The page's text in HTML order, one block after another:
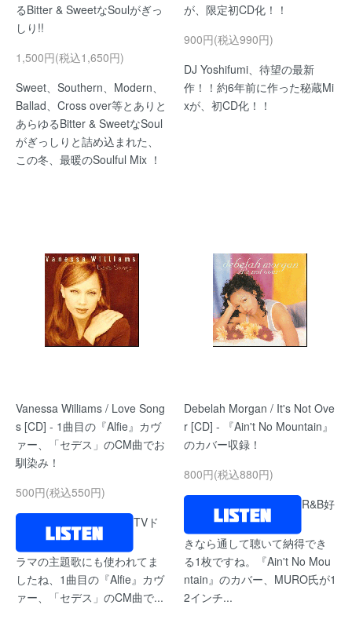
るBitter & SweetなSoulがぎっ
しり!!
1,500円(税込1,650円)
Sweet、Southern、Modern、
Ballad、Cross over等とありと
あらゆるBitter & SweetなSoul
がぎっしりと詰め込まれた、
この冬、最暖のSoulful Mix ！
が、限定初CD化！！
900円(税込990円)
DJ Yoshifumi、待望の最新
作！！約6年前に作った秘蔵Mi
xが、初CD化！！
Vanessa Williams / Love Song
s [CD] - 1曲目の『Alfie』カヴ
ァー、「セデス」のCM曲でお
馴染み！
500円(税込550円)
TVド
ラマの主題歌にも使われてま
したね、1曲目の『Alfie』カヴ
ァー、「セデス」のCM曲で...
Debelah Morgan / It's Not Ove
r [CD] - 『Ain't No Mountain』
のカバー収録！
800円(税込880円)
R&B好
きなら通して聴いて納得でき
る1枚ですね。『Ain't No Mou
ntain』のカバー、MURO氏が1
2インチ...